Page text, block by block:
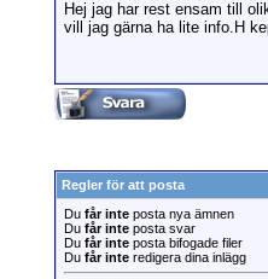
Hej jag har rest ensam till
vill jag gärna ha lite info.H
Regler för att posta
Du får inte posta nya ämnen
Du får inte posta svar
Du får inte posta bifogade filer
Du får inte redigera dina inlägg